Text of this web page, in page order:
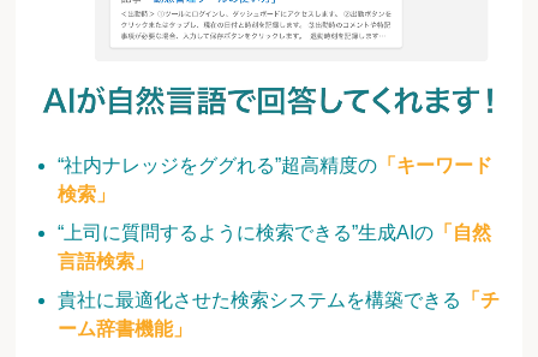
“社内ナレッジをググれる”超高精度の 「キーワード
検索」
“上司に質問するように検索できる”生成AIの 「自然
言語検索」
貴社に最適化させた検索システムを構築できる
「チ
ーム辞書機能」